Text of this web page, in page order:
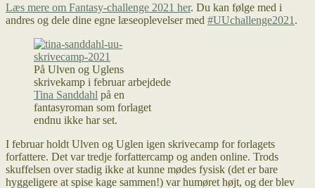
Læs mere om Fantasy-challenge 2021 her. Du kan følge med i
andres og dele dine egne læseoplevelser med #UUchallenge2021 .
På Ulven og Uglens
skrivekamp i februar arbejdede
Tina Sanddahl på en
fantasyroman som forlaget
endnu ikke har set.
I februar holdt Ulven og Uglen igen skrivecamp for forlagets
forfattere. Det var tredje forfattercamp og anden online. Trods
skuffelsen over stadig ikke at kunne mødes fysisk (det er bare
hyggeligere at spise kage sammen!) var humøret højt, og der blev